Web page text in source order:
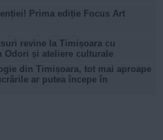
Prima ediție Focus Art
revine la Timișoara cu
Odori și ateliere culturale
din Timișoara, tot mai aproape
ar putea începe în